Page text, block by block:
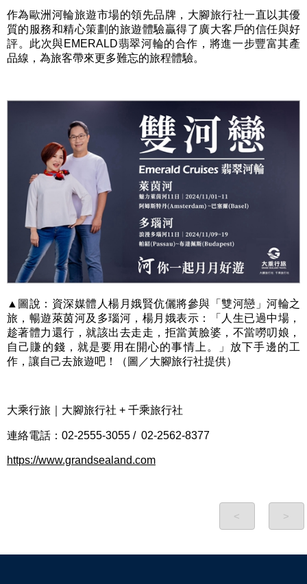
作為歐洲河輪旅遊市場的領先品牌，大腳旅行社一直以其優
質的服務和精心策劃的旅遊體驗贏得了廣大客戶的信任與好
評。此次與EMERALD翡翠河輪的合作，將進一步豐富其產
品線，為旅客帶來更多難忘的旅程體驗。
▲圖說：資深媒體人楊月娥賢伉儷將參與「雙河戀」河輪之
旅，暢遊萊茵河及多瑙河，楊月娥表示：「人生已過中場，
趁著體力還行，就該出去走走，拒當黃臉婆，不當嘮叨娘，
自己賺的錢，就是要用在開心的事情上。」放下手邊的工
作，讓自己去旅遊吧！（圖／大腳旅行社提供）
大乘行旅｜大腳旅行社 + 千乘旅行社
連絡電話： 02-2555-3055 / 02-2562-8377
https://www.grandsealand.com
< >